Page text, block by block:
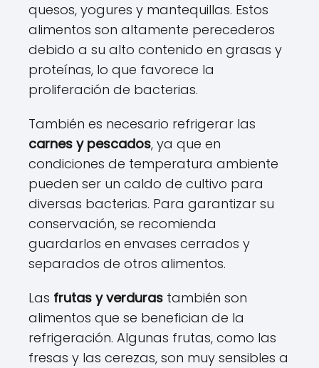
quesos, yogures y mantequillas. Estos
alimentos son altamente perecederos
debido a su alto contenido en grasas y
proteínas, lo que favorece la
proliferación de bacterias.
También es necesario refrigerar las
carnes y pescados, ya que en
condiciones de temperatura ambiente
pueden ser un caldo de cultivo para
diversas bacterias. Para garantizar su
conservación, se recomienda
guardarlos en envases cerrados y
separados de otros alimentos.
Las frutas y verduras también son
alimentos que se benefician de la
refrigeración. Algunas frutas, como las
fresas y las cerezas, son muy sensibles a